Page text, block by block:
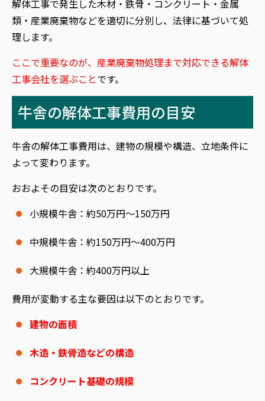
解体工事で発生した木材・鉄骨・コンクリート・金属
類・産業廃棄物などを適切に分別し、法律に基づいて処
理します。
ここで重要なのが、産業廃棄物処理まで対応できる解体
工事会社を選ぶことです。
牛舎の解体工事費用の目安
牛舎の解体工事費用は、建物の規模や構造、立地条件に
よって変わります。
おおよその目安は次のとおりです。
小規模牛舎：約50万円～150万円
中規模牛舎：約150万円～400万円
大規模牛舎：約400万円以上
費用が変動する主な要因は以下のとおりです。
建物の面積
木造・鉄骨造などの構造
コンクリート基礎の規模